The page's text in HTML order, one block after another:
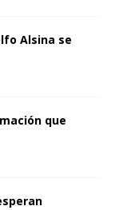
Alsina se
que